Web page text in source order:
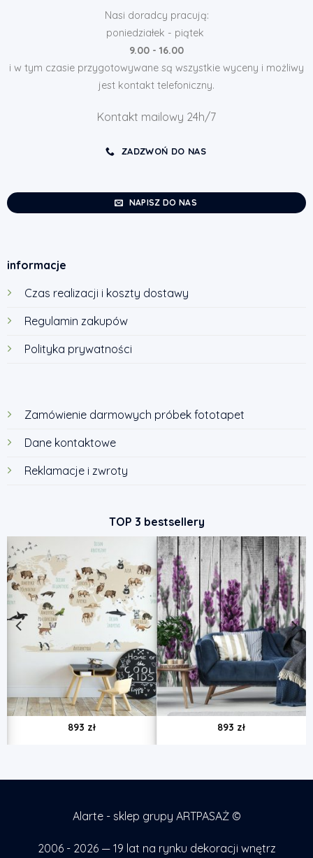
Nasi doradcy pracują:
poniedziałek - piątek
9.00 - 16.00
i w tym czasie przygotowywane są wszystkie wyceny i możliwy
jest kontakt telefoniczny.
Kontakt mailowy 24h/7
ZADZWOŃ DO NAS
NAPISZ DO NAS
informacje
Czas realizacji i koszty dostawy
Regulamin zakupów
Polityka prywatności
Zamówienie darmowych próbek fototapet
Dane kontaktowe
Reklamacje i zwroty
TOP 3 bestsellery
893 zł 893 zł
Alarte - sklep grupy ARTPASAŻ ©
2006 - 2026 — 19 lat na rynku dekoracji wnętrz